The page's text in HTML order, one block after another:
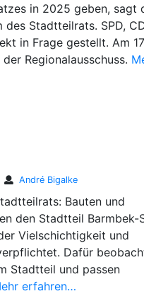
in 2025 geben, sagt
des Stadtteilrats. SPD,
in Frage gestellt. Am
Regionalausschuss.
André Bigalke
Bauten und
den Stadtteil Barmbek-
Vielschichtigkeit und
Dafür
Stadtteil und passen
erfahren…